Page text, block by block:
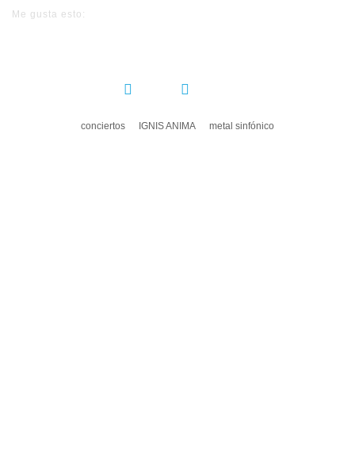
Me gusta esto:
conciertos IGNIS ANIMA metal sinfónico